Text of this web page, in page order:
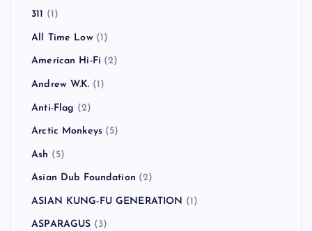
311 (1)
All Time Low(1)
American Hi-Fi (2)
Andrew W.K. (1)
Anti-Flag (2)
Arctic Monkeys (5)
Ash (5)
Asian Dub Foundation (2)
ASIAN KUNG-FU GENERATION (1)
ASPARAGUS (3)